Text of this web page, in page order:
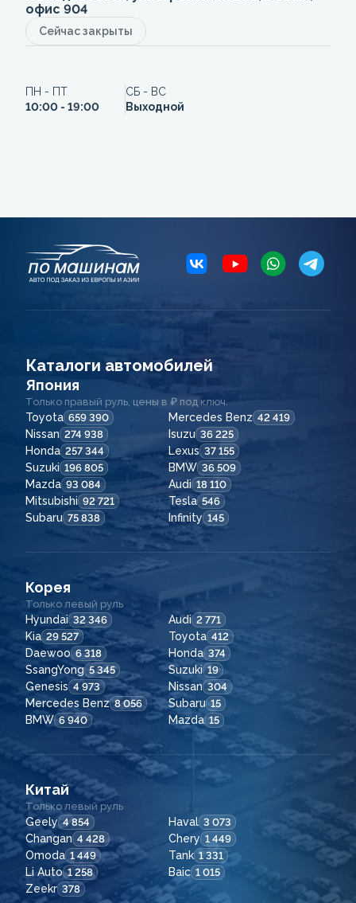
офис 904
Сейчас закрыты
ПН - ПТ
10:00 - 19:00
СБ - ВС
Выходной
Каталоги автомобилей
Япония
Только правый руль, цены в ₽ под ключ.
Toyota 659 390 Mercedes Benz 42 419
Nissan 274 938 Isuzu 36 225
Honda 257 344 Lexus 37 155
Suzuki 196 805 BMW 36 509
Mazda 93 084 Audi 18 110
Mitsubishi 92 721 Tesla 546
Subaru 75 838 Infinity 145
Корея
Только левый руль
Hyundai 32 346 Audi 2 771
Kia 29 527 Toyota 412
Daewoo 6 318 Honda 374
SsangYong 5 345 Suzuki 19
Genesis 4 973 Nissan 304
Mercedes Benz 8 056 Subaru 15
BMW 6 940 Mazda 15
Китай
Только левый руль
Geely 4 854 Haval 3 073
Changan 4 428 Chery 1 449
Omoda 1 449 Tank 1 331
Li Auto 1 258 Baic 1 015
Zeekr 378